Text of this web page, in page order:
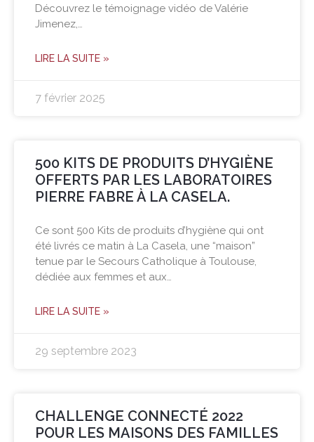
Découvrez le témoignage vidéo de Valérie
Jimenez,…
LIRE LA SUITE »
7 février 2025
500 KITS DE PRODUITS D’HYGIÈNE
OFFERTS PAR LES LABORATOIRES
PIERRE FABRE À LA CASELA.
Ce sont 500 Kits de produits d’hygiène qui ont
été livrés ce matin à La Casela, une “maison”
tenue par le Secours Catholique à Toulouse,
dédiée aux femmes et aux…
LIRE LA SUITE »
29 septembre 2023
CHALLENGE CONNECTÉ 2022
POUR LES MAISONS DES FAMILLES